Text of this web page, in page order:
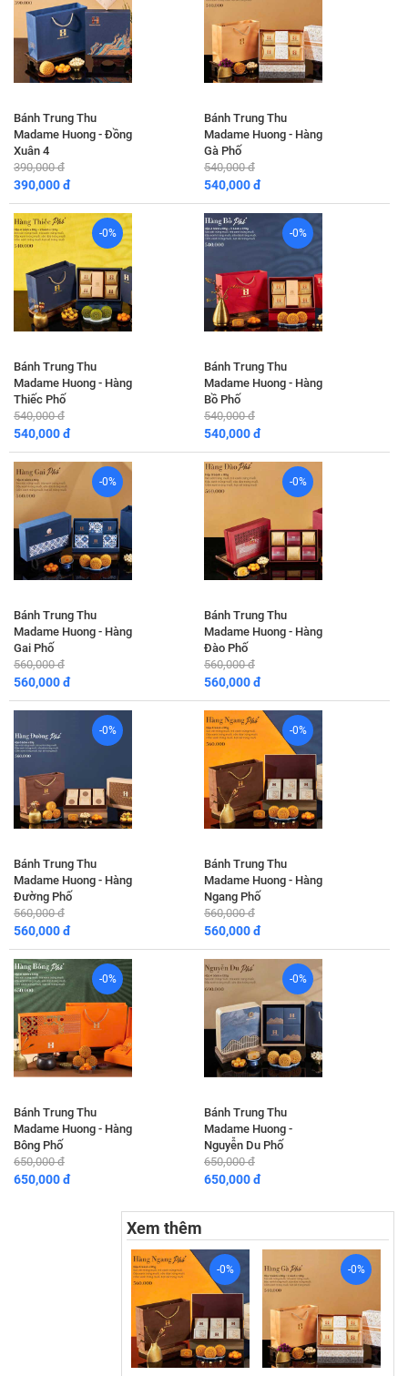
Bánh Trung Thu
Madame Huong - Đồng
Xuân 4
390,000 đ
390,000 đ
Bánh Trung Thu
Madame Huong - Hàng
Gà Phố
540,000 đ
540,000 đ
-0%
Bánh Trung Thu
Madame Huong - Hàng
Thiếc Phố
540,000 đ
540,000 đ
-0%
Bánh Trung Thu
Madame Huong - Hàng
Bồ Phố
540,000 đ
540,000 đ
-0%
Bánh Trung Thu
Madame Huong - Hàng
Gai Phố
560,000 đ
560,000 đ
-0%
Bánh Trung Thu
Madame Huong - Hàng
Đào Phố
560,000 đ
560,000 đ
-0%
Bánh Trung Thu
Madame Huong - Hàng
Đường Phố
560,000 đ
560,000 đ
-0%
Bánh Trung Thu
Madame Huong - Hàng
Ngang Phố
560,000 đ
560,000 đ
-0%
Bánh Trung Thu
Madame Huong - Hàng
Bông Phố
650,000 đ
650,000 đ
-0%
Bánh Trung Thu
Madame Huong -
Nguyễn Du Phố
650,000 đ
650,000 đ
Xem thêm
-0% -0%